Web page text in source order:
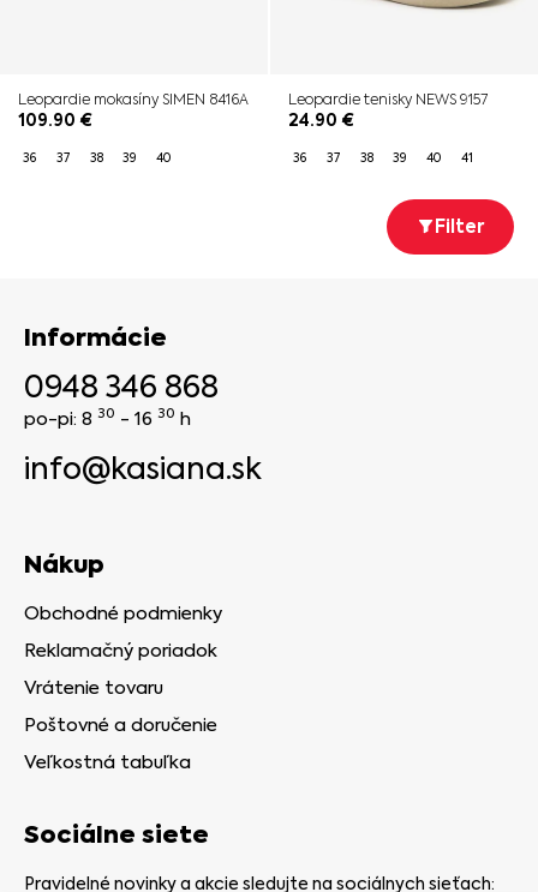
Leopardie mokasíny SIMEN 8416A
109.90 €
36 37 38 39 40
Leopardie tenisky NEWS 9157
24.90 €
36 37 38 39 40 41
Filter
Informácie
0948 346 868
po-pi: 8 30 - 16 30 h
info@kasiana.sk
Nákup
Obchodné podmienky
Reklamačný poriadok
Vrátenie tovaru
Poštovné a doručenie
Veľkostná tabuľka
Sociálne siete
Pravidelné novinky a akcie sledujte na sociálnych sieťach: